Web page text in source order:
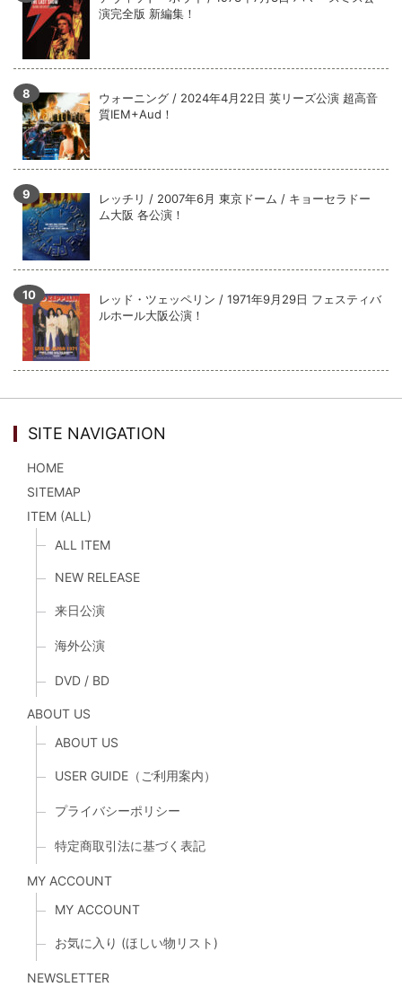
演完全版 新編集！
ウォーニング / 2024年4月22日 英リーズ公演 超高音
質IEM+Aud！
レッチリ / 2007年6月 東京ドーム / キョーセラドー
ム大阪 各公演！
レッド・ツェッペリン / 1971年9月29日 フェスティバ
ルホール大阪公演！
SITE NAVIGATION
HOME
SITEMAP
ITEM (ALL)
ALL ITEM
NEW RELEASE
来日公演
海外公演
DVD / BD
ABOUT US
ABOUT US
USER GUIDE（ご利用案内）
プライバシーポリシー
特定商取引法に基づく表記
MY ACCOUNT
MY ACCOUNT
お気に入り (ほしい物リスト)
NEWSLETTER